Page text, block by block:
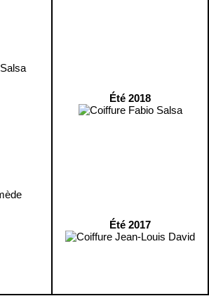
Été 2018
Été 2017